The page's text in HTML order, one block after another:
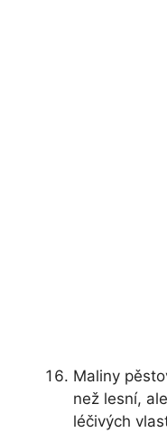
Maliny
než lesní,
léčivých